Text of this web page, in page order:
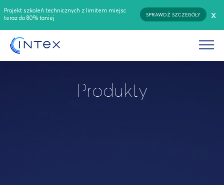
Projekt szkoleń technicznych z limitem miejsc
teraz do 80% taniej
SPRAWDŹ SZCZEGÓŁY x
Produkty